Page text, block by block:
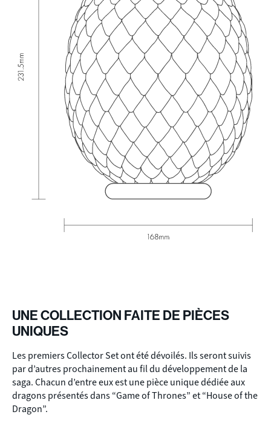
UNE COLLECTION FAITE DE PIÈCES
UNIQUES
Les premiers Collector Set ont été dévoilés. Ils seront suivis
par d’autres prochainement au fil du développement de la
saga. Chacun d’entre eux est une pièce unique dédiée aux
dragons présentés dans “Game of Thrones” et “House of the
Dragon”.